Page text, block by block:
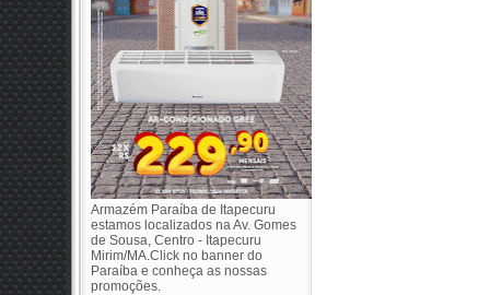
Armazém Paraíba de Itapecuru
estamos localizados na Av. Gomes
de Sousa, Centro - Itapecuru
Mirim/MA.Click no banner do
Paraíba e conheça as nossas
promoções.